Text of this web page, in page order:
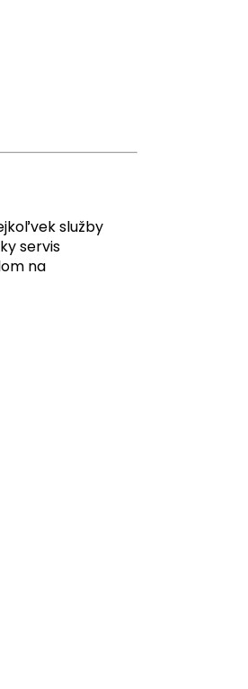
služby
servis
na